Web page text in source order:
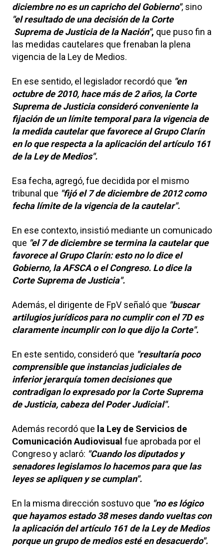
diciembre no es un capricho del Gobierno", sino
"el resultado de una decisión de la Corte
Suprema de Justicia de la Nación", que puso fin a
las medidas cautelares que frenaban la plena
vigencia de la Ley de Medios.
En ese sentido, el legislador recordó que "en
octubre de 2010, hace más de 2 años, la Corte
Suprema de Justicia consideró conveniente la
fijación de un límite temporal para la vigencia de
la medida cautelar que favorece al Grupo Clarín
en lo que respecta a la aplicación del artículo 161
de la Ley de Medios".
Esa fecha, agregó, fue decidida por el mismo
tribunal que "fijó el 7 de diciembre de 2012 como
fecha límite de la vigencia de la cautelar".
En ese contexto, insistió mediante un comunicado
que "el 7 de diciembre se termina la cautelar que
favorece al Grupo Clarín: esto no lo dice el
Gobierno, la AFSCA o el Congreso. Lo dice la
Corte Suprema de Justicia".
Además, el dirigente de FpV señaló que "buscar
artilugios jurídicos para no cumplir con el 7D es
claramente incumplir con lo que dijo la Corte".
En este sentido, consideró que "resultaría poco
comprensible que instancias judiciales de
inferior jerarquía tomen decisiones que
contradigan lo expresado por la Corte Suprema
de Justicia, cabeza del Poder Judicial".
Además recordó que la Ley de Servicios de
Comunicación Audiovisual fue aprobada por el
Congreso y aclaró: "Cuando los diputados y
senadores legislamos lo hacemos para que las
leyes se apliquen y se cumplan".
En la misma dirección sostuvo que "no es lógico
que hayamos estado 38 meses dando vueltas con
la aplicación del artículo 161 de la Ley de Medios
porque un grupo de medios esté en desacuerdo".